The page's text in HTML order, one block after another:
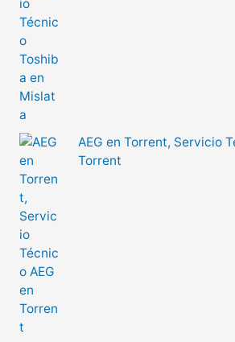
AEG en Torrent, Servicio
Torrent